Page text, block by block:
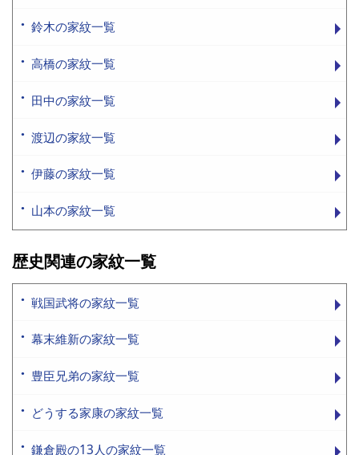
鈴木の家紋一覧
高橋の家紋一覧
田中の家紋一覧
渡辺の家紋一覧
伊藤の家紋一覧
山本の家紋一覧
歴史関連の家紋一覧
戦国武将の家紋一覧
幕末維新の家紋一覧
豊臣兄弟の家紋一覧
どうする家康の家紋一覧
鎌倉殿の13人の家紋一覧